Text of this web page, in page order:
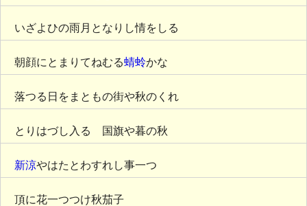
いざよひの雨月となりし情をしる
朝顔にとまりてねむる蜻蛉かな
落つる日をまともの街や秋のくれ
とりはづし入るゝ国旗や暮の秋
新涼やはたとわすれし事一つ
頂に花一つつけ秋茄子